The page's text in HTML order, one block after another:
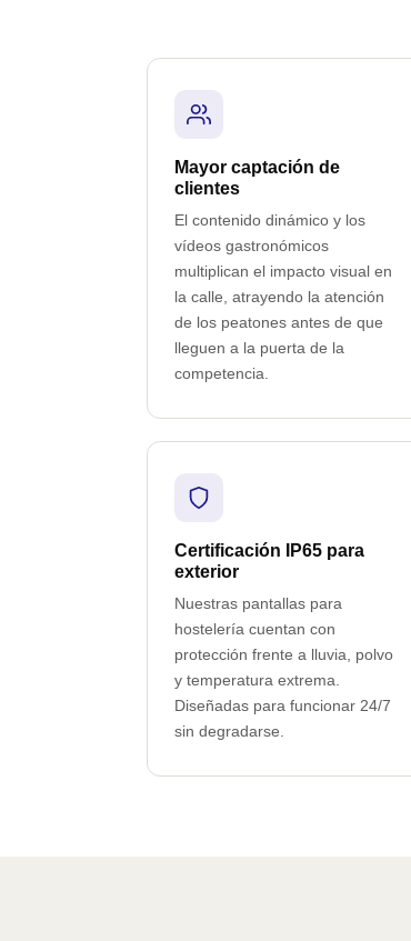
Mayor captación de
clientes
El contenido dinámico y los
vídeos gastronómicos
multiplican el impacto visual en
la calle, atrayendo la atención
de los peatones antes de que
lleguen a la puerta de la
competencia.
Certificación IP65 para
exterior
Nuestras pantallas para
hostelería cuentan con
protección frente a lluvia, polvo
y temperatura extrema.
Diseñadas para funcionar 24/7
sin degradarse.